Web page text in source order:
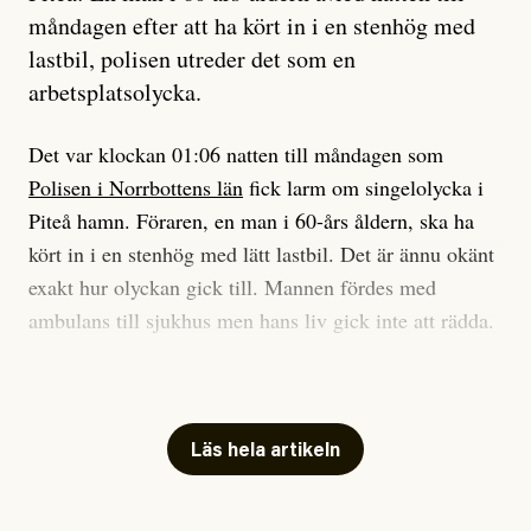
efter det som var rent, rätt och sant,
och aldrig såg jag det klarare än
när jag ombord på bussen hjälpte en tant.
#23/2026Intervjun
Jesper Lundby: ”Livet i sig
är ganska politiskt”
måndagen efter att ha kört in i en stenhög med
lastbil, polisen utreder det som en
arbetsplatsolycka.
Det var klockan 01:06 natten till måndagen som
Polisen i Norrbottens län fick larm om singelolycka i
Piteå hamn. Föraren, en man i 60-års åldern, ska ha
kört in i en stenhög med lätt lastbil. Det är ännu okänt
exakt hur olyckan gick till. Mannen fördes med
ambulans till sjukhus men hans liv gick inte att rädda.
platsen, säger Elis Brännström, RLC-befäl på polisens
ledningscentral tillsvt Norrbotten.
Läs hela artikeln